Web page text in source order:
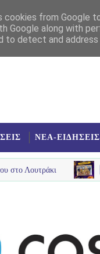
ΝΕΑ-ΕΙΔΗΣΕΙΣ
cookies from Google
Google along with
to detect and address